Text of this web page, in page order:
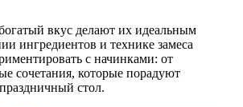
вкус делают их идеальным
ингредиентов и технике замеса
с начинками: от
сочетания, которые порадуют
стол.